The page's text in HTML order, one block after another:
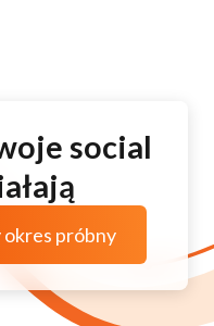
social
okres próbny